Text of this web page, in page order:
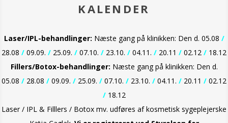
KALENDER
Laser/IPL-behandlinger: Næste gang på klinikken: Den d. 05.08 /
28.08 / 09.09. / 25.09. / 07.10. / 23.10. / 04.11. / 20.11 / 02.12 / 18.12
Fillers/Botox-behandlinger: Næste gang på klinikken: Den d.
05.08 / 28.08 / 09.09. / 25.09. / 07.10. / 23.10. / 04.11. / 20.11 / 02.12
/18.12
Laser / IPL & Filllers / Botox mv. udføres af kosmetisk sygeplejerske